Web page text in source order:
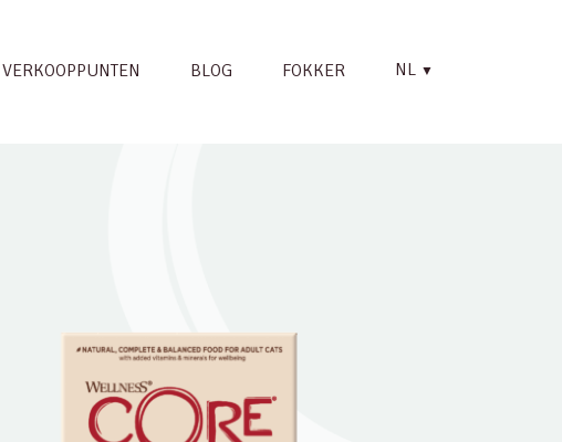
VERKOOPPUNTEN BLOG FOKKER NL ▼